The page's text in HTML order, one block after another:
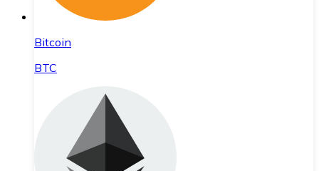
Bitcoin
BTC